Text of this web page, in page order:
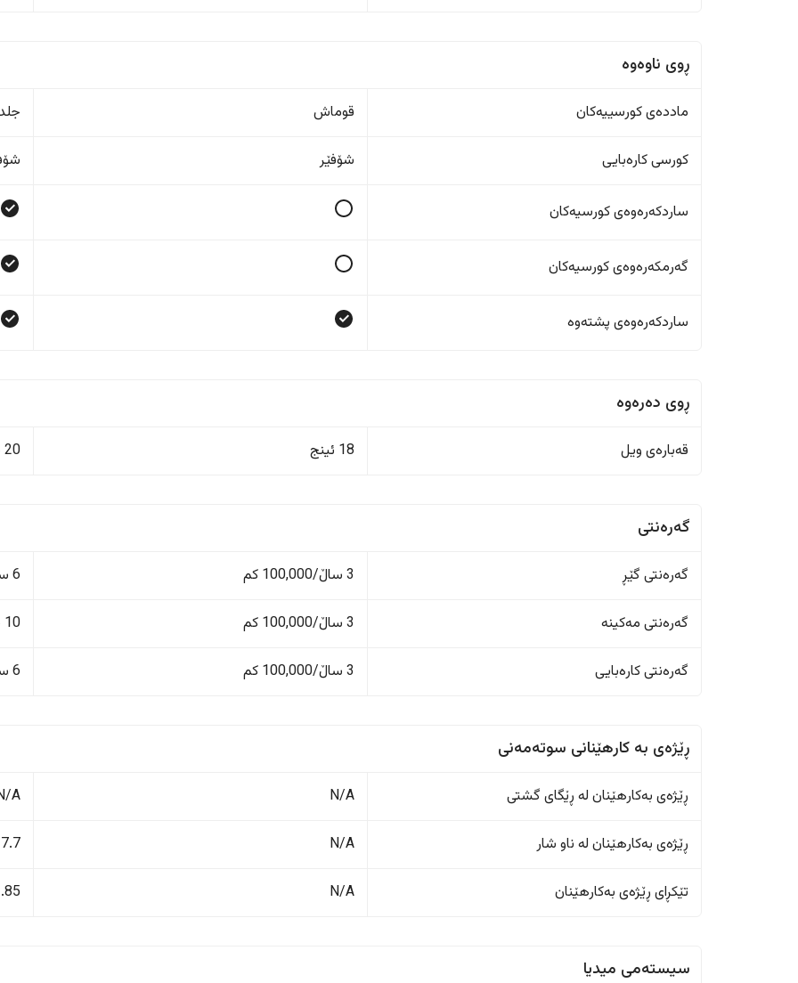
ڕوی ناوەوە
ماددەی کورسییەکان قوماش
کورسی کارەبایی شۆفێر
ساردکەرەوەی کورسیەکان
گەرمکەرەوەی کورسیەکان
ساردکەرەوەی پشتەوە
ڕوی دەرەوە
قەبارەی ویل 18 ئینج 20 ئینج
گەرەنتی
گەرەنتی گێڕ 3 ساڵ/100,000 کم 6 ساڵ - کیلۆمەتری بێسنوور
گەرەنتی مەکینە 3 ساڵ/100,000 کم 10 ساڵ/1,000,000 کم
گەرەنتی کارەبایی 3 ساڵ/100,000 کم 6 ساڵ - کیلۆمەتری بێسنوور
ڕێژەى به کارهێنانی سوتەمەنی
ڕێژەى بەکارهێنان له ڕێگای گشتی N/A
A
ڕێژەى بەکارهێنان له ناو شار N/A 7.7 لیتر/١٠٠ کم
تێکڕای ڕێژەى بەکارهێنان N/A
3.85
سیستەمی میدیا